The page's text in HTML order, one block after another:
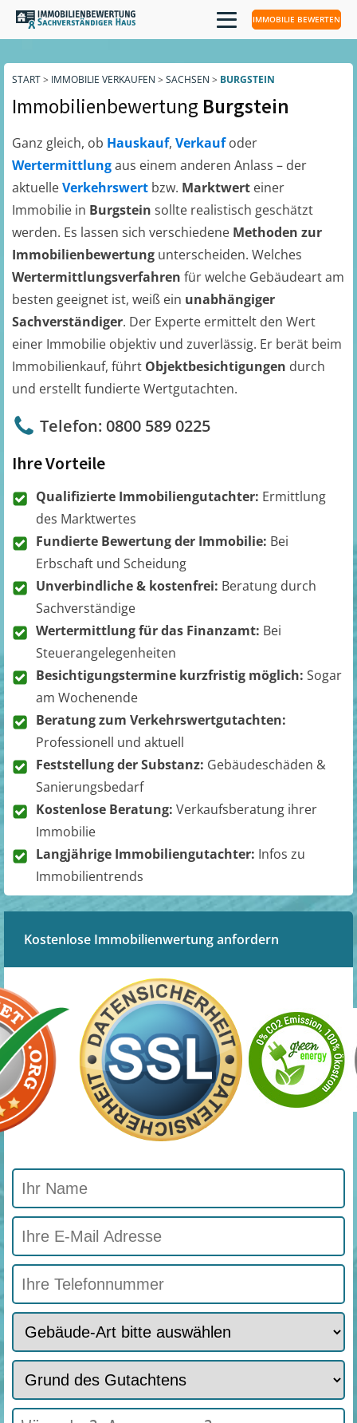
IMMOBILIE BEWERTEN
START> IMMOBILIE VERKAUFEN > SACHSEN > BURGSTEIN
Immobilienbewertung Burgstein
Ganz gleich, ob Hauskauf, Verkaufoder
Wertermittlungaus einem anderen Anlass – der
aktuelleVerkehrswert bzw. Marktwert einer
Immobilie in Burgstein sollte realistisch geschätzt
werden. Es lassen sich verschiedene Methoden zur
Immobilienbewertung unterscheiden. Welches
Wertermittlungsverfahren für welche Gebäudeart am
besten geeignet ist, weiß ein unabhängiger
Sachverständiger. Der Experte ermittelt den Wert
einer Immobilie objektiv und zuverlässig. Er berät beim
Immobilienkauf, führt Objektbesichtigungen durch
und erstellt fundierte Wertgutachten.
Telefon: 0800 589 0225
Ihre Vorteile
Qualifizierte Immobiliengutachter: Ermittlung
des Marktwertes
Fundierte Bewertung der Immobilie: Bei
Erbschaft und Scheidung
Unverbindliche & kostenfrei: Beratung durch
Sachverständige
Wertermittlung für das Finanzamt: Bei
Steuerangelegenheiten
Besichtigungstermine kurzfristig möglich: Sogar
am Wochenende
Beratung zum Verkehrswertgutachten:
Professionell und aktuell
Feststellung der Substanz: Gebäudeschäden &
Sanierungsbedarf
Kostenlose Beratung: Verkaufsberatung ihrer
Immobilie
Langjährige Immobiliengutachter: Infos zu
Immobilientrends
Kostenlose Immobilienwertung anfordern